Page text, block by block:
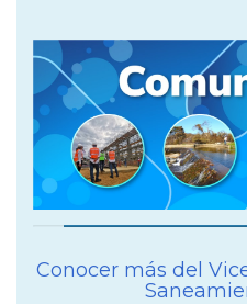
Conocer más del